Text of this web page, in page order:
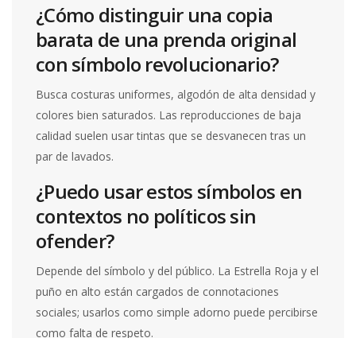
¿Cómo distinguir una copia
barata de una prenda original
con símbolo revolucionario?
Busca costuras uniformes, algodón de alta densidad y
colores bien saturados. Las reproducciones de baja
calidad suelen usar tintas que se desvanecen tras un
par de lavados.
¿Puedo usar estos símbolos en
contextos no políticos sin
ofender?
Depende del símbolo y del público. La Estrella Roja y el
puño en alto están cargados de connotaciones
sociales; usarlos como simple adorno puede percibirse
como falta de respeto.